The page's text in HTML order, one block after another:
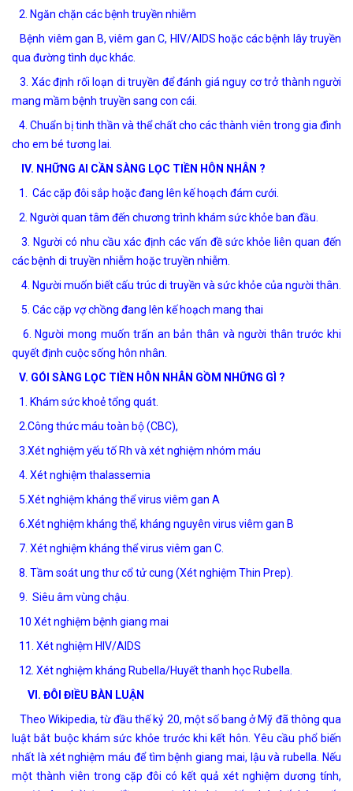
2. Ngăn chặn các bệnh truyền nhiễm
Bệnh viêm gan B, viêm gan C, HIV/AIDS hoặc các bệnh lây truyền
qua đường tình dục khác.
3. Xác định rối loạn di truyền để đánh giá nguy cơ trở thành người
mang mầm bệnh truyền sang con cái.
4. Chuẩn bị tinh thần và thể chất cho các thành viên trong gia đình
cho em bé tương lai.
IV. NHỮNG AI CẦN SÀNG LỌC TIỀN HÔN NHÂN ?
1. Các cặp đôi sắp hoặc đang lên kế hoạch đám cưới.
2. Người quan tâm đến chương trình khám sức khỏe ban đầu.
3. Người có nhu cầu xác định các vấn đề sức khỏe liên quan đến
các bệnh di truyền nhiễm hoặc truyền nhiễm.
4. Người muốn biết cấu trúc di truyền và sức khỏe của người thân.
5. Các cặp vợ chồng đang lên kế hoạch mang thai
6. Người mong muốn trấn an bản thân và người thân trước khi
quyết định cuộc sống hôn nhân.
V. GÓI SÀNG LỌC TIỀN HÔN NHÂN GỒM NHỮNG GÌ ?
1. Khám sức khoẻ tổng quát.
2.Công thức máu toàn bộ (CBC),
3.Xét nghiệm yếu tố Rh và xét nghiệm nhóm máu
4. Xét nghiệm thalassemia
5.Xét nghiệm kháng thể virus viêm gan A
6.Xét nghiệm kháng thể, kháng nguyên virus viêm gan B
7. Xét nghiệm kháng thể virus viêm gan C.
8. Tầm soát ung thư cổ tử cung (Xét nghiệm Thin Prep).
9. Siêu âm vùng chậu.
10 Xét nghiệm bệnh giang mai
11. Xét nghiệm HIV/AIDS
12. Xét nghiệm kháng Rubella/Huyết thanh học Rubella.
VI. ĐÔI ĐIỀU BÀN LUẬN
Theo Wikipedia, từ đầu thế kỷ 20, một số bang ở Mỹ đã thông qua
luật bắt buộc khám sức khỏe trước khi kết hôn. Yêu cầu phổ biến
nhất là xét nghiệm máu để tìm bệnh giang mai, lậu và rubella. Nếu
một thành viên trong cặp đôi có kết quả xét nghiệm dương tính,